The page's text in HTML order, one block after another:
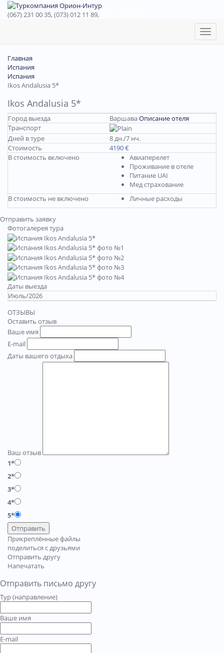
(067) 231 00 35, (073) 012 11 89,
Toggle
Главная
Испания
Испания
Ikos Andalusia 5*
Ikos Andalusia 5*
Город выезда ВаршаваОписание отеля
Транспорт
Дней в туре
8 дн./7 нч.
Стоимость
4190 €
В стоимость включено
Авиаперелет
Проживание в отеле
Питание UAI
Мед страхование
В стоимость не включено
Личные расходы
Отправить заявку
Фотогалерея тура
Даты выезда
Июль/2026
ОТЗЫВЫ
Оставить отзыв
Ваше имя
E-mail
Даты вашего отдыха
Ваш отзыв
1*
2*
3*
4*
5*
Отправить
Прикреплённые файлы
поделиться с друзьями
Отправить другу
Напечатать
Отправить письмо другу
Тур (направление)
Ваше имя
E-mail